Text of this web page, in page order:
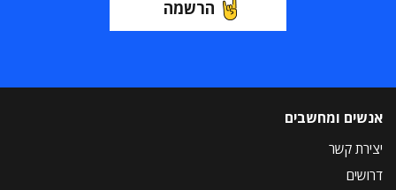
הרשמה
אנשים ומחשבים
יצירת קשר
דרושים